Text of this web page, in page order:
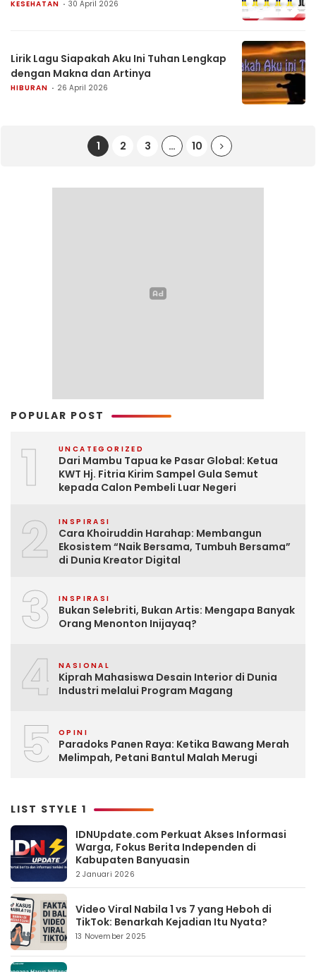
KESEHATAN 30 April 2026
Lirik Lagu Siapakah Aku Ini Tuhan Lengkap
dengan Makna dan Artinya
HIBURAN 26 April 2026
1 2 3 … 10
POPULAR POST
1 UNCATEGORIZED
Dari Mambu Tapua ke Pasar Global: Ketua
KWT Hj. Fitria Kirim Sampel Gula Semut
kepada Calon Pembeli Luar Negeri
2 INSPIRASI
Cara Khoiruddin Harahap: Membangun
Ekosistem “Naik Bersama, Tumbuh Bersama”
di Dunia Kreator Digital
3 INSPIRASI
Bukan Selebriti, Bukan Artis: Mengapa Banyak
Orang Menonton Inijayaq?
4 NASIONAL
Kiprah Mahasiswa Desain Interior di Dunia
Industri melalui Program Magang
5 OPINI
Paradoks Panen Raya: Ketika Bawang Merah
Melimpah, Petani Bantul Malah Merugi
LIST STYLE 1
IDNUpdate.com Perkuat Akses Informasi
Warga, Fokus Berita Independen di
Kabupaten Banyuasin
2 Januari 2026
Video Viral Nabila 1 vs 7 yang Heboh di
TikTok: Benarkah Kejadian Itu Nyata?
13 November 2025